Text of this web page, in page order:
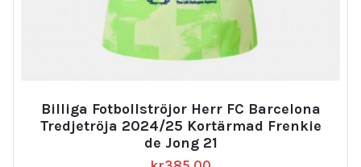
Billiga Fotbollströjor Herr FC Barcelona
Tredjetröja 2024/25 Kortärmad Frenkie
de Jong 21